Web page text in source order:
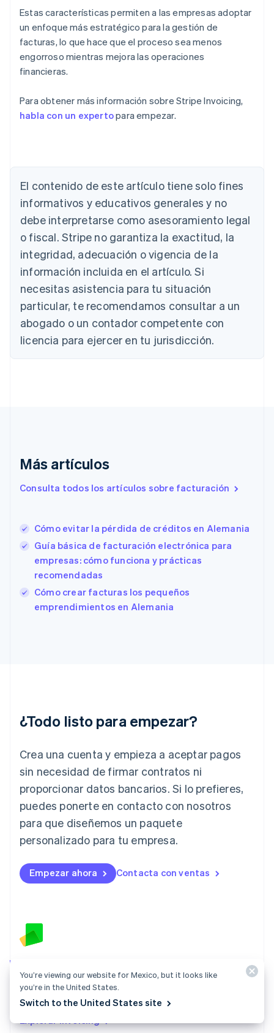
Estas características permiten a las empresas adoptar
un enfoque más estratégico para la gestión de
facturas, lo que hace que el proceso sea menos
engorroso mientras mejora las operaciones
financieras.
Para obtener más información sobre Stripe Invoicing,
habla con un expertopara empezar.
El contenido de este artículo tiene solo fines
informativos y educativos generales y no
debe interpretarse como asesoramiento legal
o fiscal. Stripe no garantiza la exactitud, la
integridad, adecuación o vigencia de la
información incluida en el artículo. Si
necesitas asistencia para tu situación
particular, te recomendamos consultar a un
abogado o un contador competente con
licencia para ejercer en tu jurisdicción.
Más artículos
Consulta todos los artículos sobre facturación
Cómo evitar la pérdida de créditos en Alemania
Guía básica de facturación electrónica para
empresas: cómo funciona y prácticas
recomendadas
Cómo crear facturas los pequeños
emprendimientos en Alemania
¿Todo listo para empezar?
Crea una cuenta y empieza a aceptar pagos
sin necesidad de firmar contratos ni
proporcionar datos bancarios. Si lo prefieres,
puedes ponerte en contacto con nosotros
para que diseñemos un paquete
personalizado para tu empresa.
Empezar ahora Contacta con ventas
Crea una factura y envíala a tus clientes en cuestión de
minutos, sin necesidad de programación.
Explorar Invoicing
Australia
Austria
DeutschEnglish
Bélgica
Nederlands Français Deutsch English
Brasil
Português English
Bulgaria
English
Canadá
English Français
China continental
简体中文 English
Chipre
Croacia
Eslovenia
España
English Español 简体中文
English
Finlandia
EnglishSvenska
Francia
Gibraltar
English
Italiano English
日本語English
Letonia
English
Liechtenstein
Deutsch English
Lituania
Luxemburgo
FrançaisDeutschEnglish
Malasia
English
México
English
Nueva Zelandia
Países Bajos
NederlandsEnglish
You’re viewing our website for Mexico, but it looks like
you’re in the United States.
Switch to the United States site